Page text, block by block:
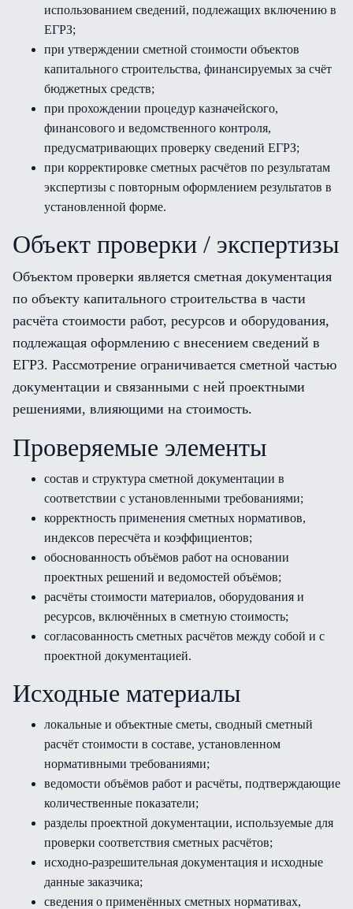
использованием сведений, подлежащих включению в
ЕГРЗ;
при утверждении сметной стоимости объектов
капитального строительства, финансируемых за счёт
бюджетных средств;
при прохождении процедур казначейского,
финансового и ведомственного контроля,
предусматривающих проверку сведений ЕГРЗ;
при корректировке сметных расчётов по результатам
экспертизы с повторным оформлением результатов в
установленной форме.
Объект проверки / экспертизы
Объектом проверки является сметная документация
по объекту капитального строительства в части
расчёта стоимости работ, ресурсов и оборудования,
подлежащая оформлению с внесением сведений в
ЕГРЗ. Рассмотрение ограничивается сметной частью
документации и связанными с ней проектными
решениями, влияющими на стоимость.
Проверяемые элементы
состав и структура сметной документации в
соответствии с установленными требованиями;
корректность применения сметных нормативов,
индексов пересчёта и коэффициентов;
обоснованность объёмов работ на основании
проектных решений и ведомостей объёмов;
расчёты стоимости материалов, оборудования и
ресурсов, включённых в сметную стоимость;
согласованность сметных расчётов между собой и с
проектной документацией.
Исходные материалы
локальные и объектные сметы, сводный сметный
расчёт стоимости в составе, установленном
нормативными требованиями;
ведомости объёмов работ и расчёты, подтверждающие
количественные показатели;
разделы проектной документации, используемые для
проверки соответствия сметных расчётов;
исходно-разрешительная документация и исходные
данные заказчика;
сведения о применённых сметных нормативах,